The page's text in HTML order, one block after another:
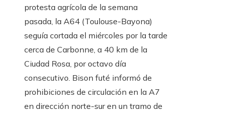
protesta agrícola de la semana
pasada, la A64 (Toulouse-Bayona)
seguía cortada el miércoles por la tarde
cerca de Carbonne, a 40 km de la
Ciudad Rosa, por octavo día
consecutivo. Bison futé informó de
prohibiciones de circulación en la A7
en dirección norte-sur en un tramo de